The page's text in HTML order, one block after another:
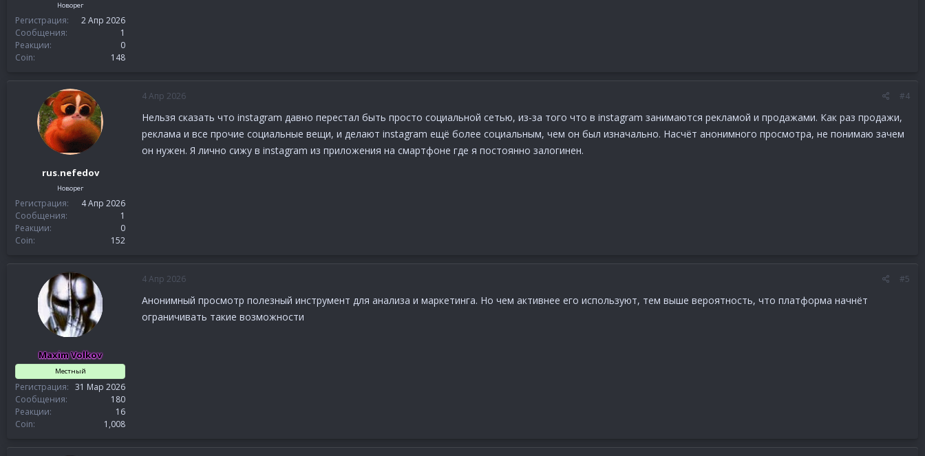
Новорег
Регистрация
2 Апр 2026
Сообщения
1
Реакции
0
Coin
148
rus.nefedov
Новорег
Регистрация
4 Апр 2026
Сообщения
1
Реакции
0
Coin
152
4 Апр 2026 #4
Нельзя сказать что instagram давно перестал быть просто социальной сетью, из-за того что в instagram занимаются рекламой и продажами. Как раз продажи,
реклама и все прочие социальные вещи, и делают instagram ещё более социальным, чем он был изначально. Насчёт анонимного просмотра, не понимаю зачем
он нужен. Я лично сижу в instagram из приложения на смартфоне где я постоянно залогинен.
Maxim Volkov
Местный
Регистрация
31 Мар 2026
Сообщения
180
Реакции
16
Coin
1,008
4 Апр 2026 #5
Анонимный просмотр полезный инструмент для анализа и маркетинга. Но чем активнее его используют, тем выше вероятность, что платформа начнёт
ограничивать такие возможности